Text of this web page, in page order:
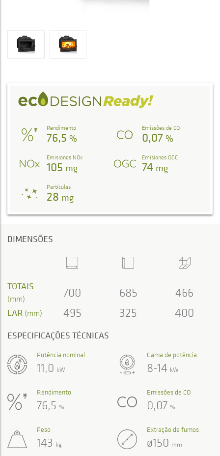
Rendimento
76,5 %
Emissões de CO
0,07 %
Emisiones NOx
105 mg
Emisiones OGC
74 mg
Partículas
28 mg
DIMENSÕES
TOTAIS
(mm) 700 685 466
LAR (mm) 495 325 400
ESPECIFICAÇÕES TÉCNICAS
Gama de potência
8-14 kW
Potência nominal
11,0 kW
Rendimento
76,5 %
Emissões de CO
0,07 %
Peso
143 kg
Extração de fumos
ø150 mm